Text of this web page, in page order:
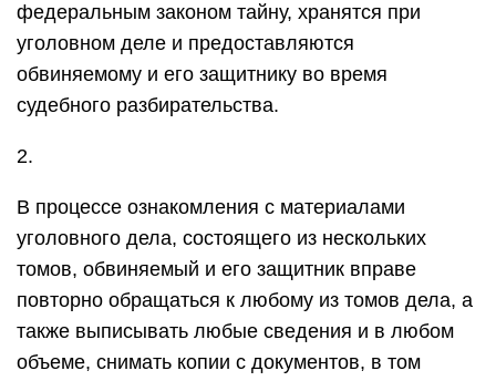
федеральным законом тайну, хранятся при
уголовном деле и предоставляются
обвиняемому и его защитнику во время
судебного разбирательства.
2.
В процессе ознакомления с материалами
уголовного дела, состоящего из нескольких
томов, обвиняемый и его защитник вправе
повторно обращаться к любому из томов дела, а
также выписывать любые сведения и в любом
объеме, снимать копии с документов, в том